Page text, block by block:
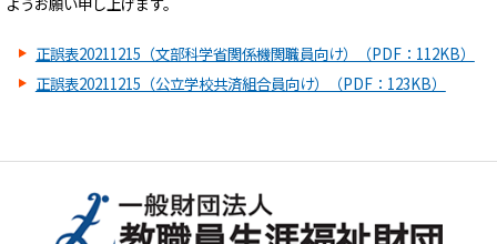
正誤表20211215（文部科学省関係機関職員向け）（PDF：112KB）
正誤表20211215（公立学校共済組合員向け）（PDF：123KB）